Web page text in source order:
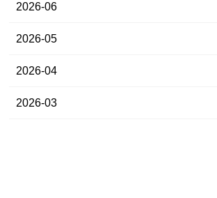
2026-06
2026-05
2026-04
2026-03